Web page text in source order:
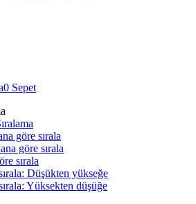
0 Sepet
göre sırala
göre sırala
sırala
Düşükten yükseğe
Yüksekten düşüğe